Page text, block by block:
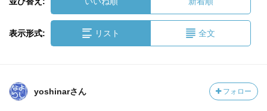
表示形式: リスト 全文
yoshinarさん フォロー